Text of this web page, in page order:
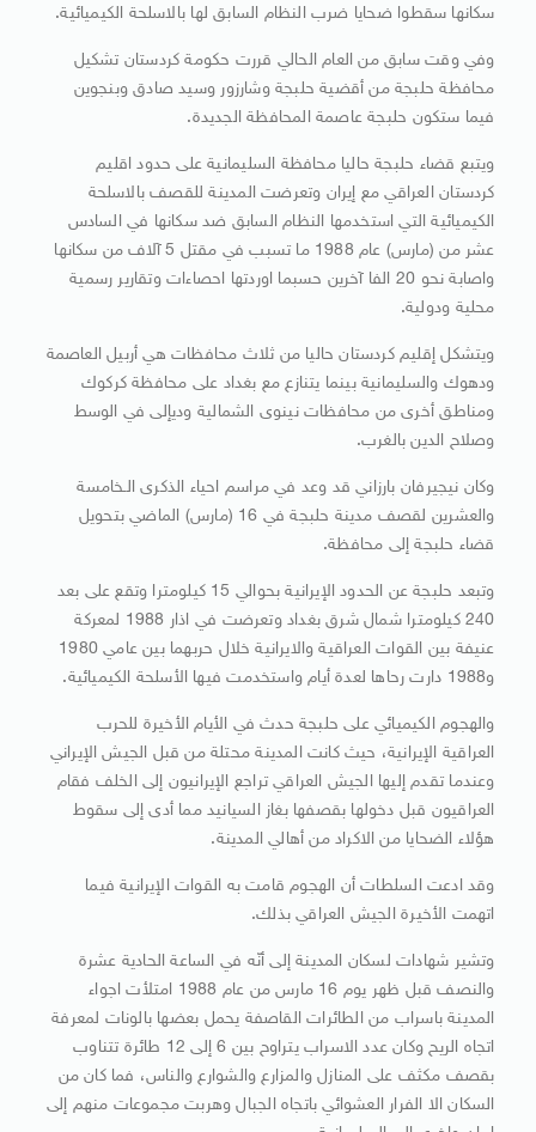
سكانها سقطوا ضحايا ضرب النظام السابق لها بالاسلحة الكيميائية.
وفي وقت سابق من العام الحالي قررت حكومة كردستان تشكيل
محافظة حلبجة من أقضية حلبجة وشارزور وسيد صادق وبنجوين
فيما ستكون حلبجة عاصمة المحافظة الجديدة.
ويتبع قضاء حلبجة حاليا محافظة السليمانية على حدود اقليم
كردستان العراقي مع إيران وتعرضت المدينة للقصف بالاسلحة
الكيميائية التي استخدمها النظام السابق ضد سكانها في السادس
عشر من (مارس) عام 1988 ما تسبب في مقتل 5 آلاف من سكانها
واصابة نحو 20 الفا آخرين حسبما اوردتها احصاءات وتقارير رسمية
محلية ودولية.
ويتشكل إقليم كردستان حاليا من ثلاث محافظات هي أربيل العاصمة
ودهوك والسليمانية بينما يتنازع مع بغداد على محافظة كركوك
ومناطق أخرى من محافظات نينوى الشمالية وديإلى في الوسط
وصلاح الدين بالغرب.
وكان نيجيرفان بارزاني قد وعد في مراسم احياء الذكرى الـخامسة
والعشرين لقصف مدينة حلبجة في 16 (مارس) الماضي بتحويل
قضاء حلبجة إلى محافظة.
وتبعد حلبجة عن الحدود الإيرانية بحوالي 15 كيلومترا وتقع على بعد
240 كيلومترا شمال شرق بغداد وتعرضت في اذار 1988 لمعركة
عنيفة بين القوات العراقية والايرانية خلال حربهما بين عامي 1980
و1988 دارت رحاها لعدة أيام واستخدمت فيها الأسلحة الكيميائية.
والهجوم الكيميائي على حلبجة حدث في الأيام الأخيرة للحرب
العراقية الإيرانية، حيث كانت المدينة محتلة من قبل الجيش الإيراني
وعندما تقدم إليها الجيش العراقي تراجع الإيرانيون إلى الخلف فقام
العراقيون قبل دخولها بقصفها بغاز السيانيد مما أدى إلى سقوط
هؤلاء الضحايا من الاكراد من أهالي المدينة.
وقد ادعت السلطات أن الهجوم قامت به القوات الإيرانية فيما
اتهمت الأخيرة الجيش العراقي بذلك.
وتشير شهادات لسكان المدينة إلى أنّه في الساعة الحادية عشرة
والنصف قبل ظهر يوم 16 مارس من عام 1988 امتلأت اجواء
المدينة باسراب من الطائرات القاصفة يحمل بعضها بالونات لمعرفة
اتجاه الريح وكان عدد الاسراب يتراوح بين 6 إلى 12 طائرة تتناوب
بقصف مكثف على المنازل والمزارع والشوارع والناس، فما كان من
السكان الا الفرار العشوائي باتجاه الجبال وهربت مجموعات منهم إلى